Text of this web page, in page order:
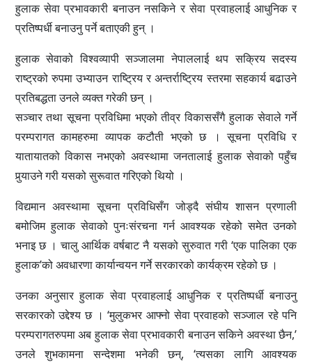
हुलाक सेवा प्रभावकारी बनाउन नसकिने र सेवा प्रवाहलाई आधुनिक र
प्रतिष्पर्धी बनाउनु पर्ने बताएकी हुन् ।
हुलाक सेवाको विश्वव्यापी सञ्जालमा नेपाललाई थप सक्रिय सदस्य
राष्ट्रको रुपमा उभ्याउन राष्ट्रिय र अन्तर्राष्ट्रिय स्तरमा सहकार्य बढाउने
प्रतिबद्धता उनले व्यक्त गरेकी छन् ।
सञ्चार तथा सूचना प्रविधिमा भएको तीव्र विकाससँगै हुलाक सेवाले गर्ने
परम्परागत कामहरुमा व्यापक कटौती भएको छ । सूचना प्रविधि र
यातायातको विकास नभएको अवस्थामा जनतालाई हुलाक सेवाको पहुँच
पुर्‍याउने गरी यसको सुरूवात गरिएको थियो ।
विद्यमान अवस्थामा सूचना प्रविधिसँग जोड्दै संघीय शासन प्रणाली
बमोजिम हुलाक सेवाको पुनःसंरचना गर्न आवश्यक रहेको समेत उनको
भनाइ छ । चालु आर्थिक वर्षबाट नै यसको सुरुवात गरी ‘एक पालिका एक
हुलाक’को अवधारणा कार्यान्वयन गर्ने सरकारको कार्यक्रम रहेको छ ।
उनका अनुसार हुलाक सेवा प्रवाहलाई आधुनिक र प्रतिष्पर्धी बनाउनु
सरकारको उद्देश्य छ । ‘मुलुकभर आफ्नो सेवा प्रवाहको सञ्जाल रहे पनि
परम्परागतरुपमा अब हुलाक सेवा प्रभावकारी बनाउन सकिने अवस्था छैन,’
उनले शुभकामना सन्देशमा भनेकी छन्, ‘त्यसका लागि आवश्यक